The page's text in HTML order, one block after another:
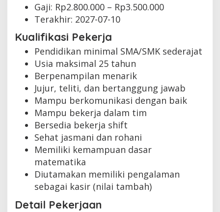
Gaji: Rp2.800.000 – Rp3.500.000
Terakhir: 2027-07-10
Kualifikasi Pekerja
Pendidikan minimal SMA/SMK sederajat
Usia maksimal 25 tahun
Berpenampilan menarik
Jujur, teliti, dan bertanggung jawab
Mampu berkomunikasi dengan baik
Mampu bekerja dalam tim
Bersedia bekerja shift
Sehat jasmani dan rohani
Memiliki kemampuan dasar
matematika
Diutamakan memiliki pengalaman
sebagai kasir (nilai tambah)
Detail Pekerjaan